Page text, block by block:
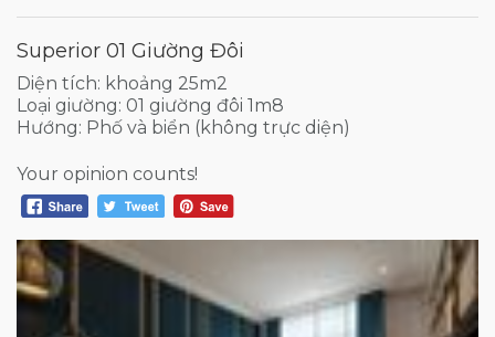
Superior 01 Giường Đôi
Diện tích: khoảng 25m2
Loại giường: 01 giường đôi 1m8
Hướng: Phố và biển (không trực diện)
Your opinion counts!